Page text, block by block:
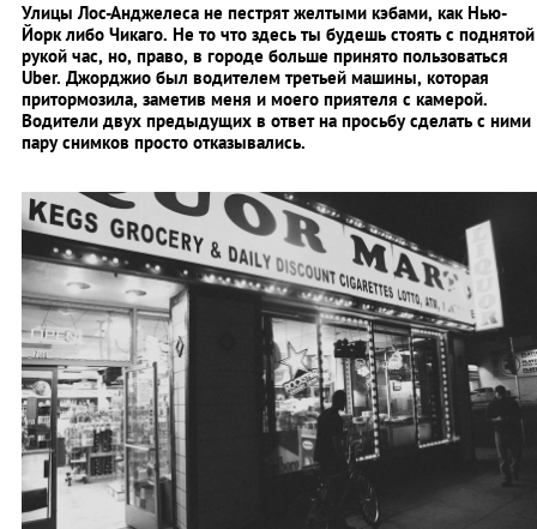
Улицы Лос-Анджелеса не пестрят желтыми кэбами, как Нью-
Йорк либо Чикаго. Не то что здесь ты будешь стоять с поднятой
рукой час, но, право, в городе больше принято пользоваться
Uber. Джорджио был водителем третьей машины, которая
притормозила, заметив меня и моего приятеля с камерой.
Водители двух предыдущих в ответ на просьбу сделать с ними
пару снимков просто отказывались.